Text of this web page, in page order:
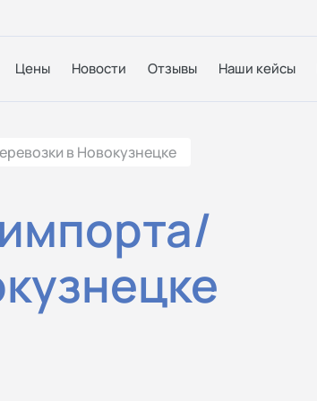
Цены Новости Отзывы Наши кейсы
в Новокузнецке